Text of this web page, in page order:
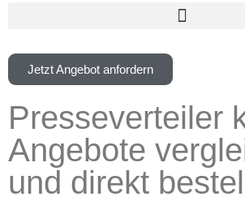
Jetzt Angebot anfordern
Presseverteiler
Angebote
und direkt